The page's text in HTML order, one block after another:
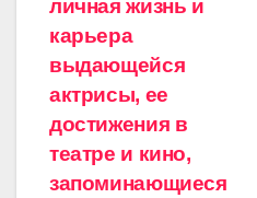
записям
личная жизнь и
карьера
выдающейся
актрисы, ее
достижения в
театре и кино,
запоминающиеся